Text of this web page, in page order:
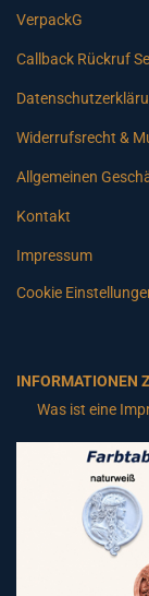
VerpackG
Callback Rückruf
Widerrufsrecht &
Allgemeinen
Kontakt
Impressum
Cookie
INFORMATIONEN
Was ist eine